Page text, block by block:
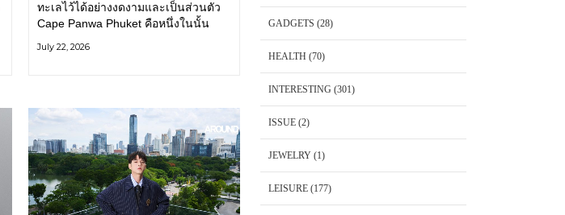
ทะเลไว้ได้อย่างงดงามและเป็นส่วนตัว
Cape Panwa Phuket คือหนึ่งในนั้น
& Kantary Hotels ตั้งอยู่บนแหลมพันวา
July 22, 2026
GADGETS (28)
HEALTH (70)
INTERESTING (301)
ISSUE (2)
JEWELRY (1)
LEISURE (177)